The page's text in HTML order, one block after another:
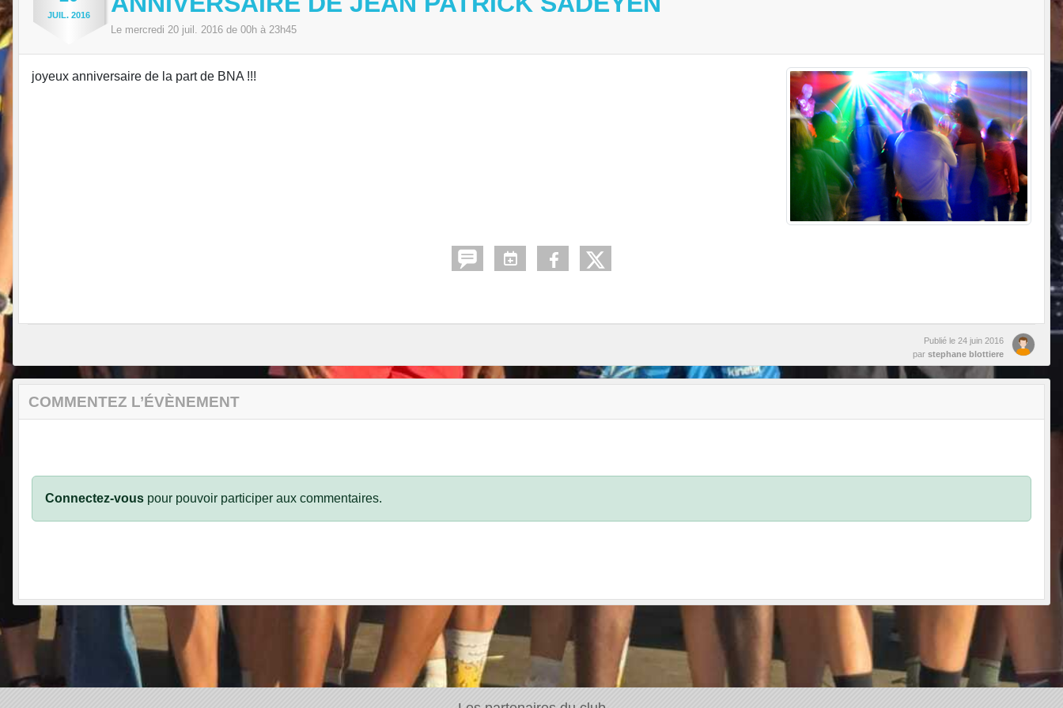
JUIL. 2016
Le mercredi 20 juil. 2016 de 00h à 23h45
joyeux anniversaire de la part de BNA !!!
Publié le 24 juin 2016
par stephane blottiere
COMMENTEZ L’ÉVÈNEMENT
Connectez-vous pour pouvoir participer aux commentaires.